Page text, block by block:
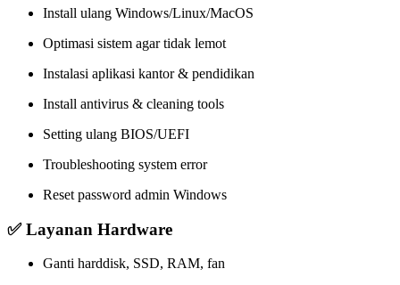
Install ulang Windows/Linux/MacOS
Optimasi sistem agar tidak lemot
Instalasi aplikasi kantor & pendidikan
Install antivirus & cleaning tools
Setting ulang BIOS/UEFI
Troubleshooting system error
Reset password admin Windows
✅ Layanan Hardware
Ganti harddisk, SSD, RAM, fan